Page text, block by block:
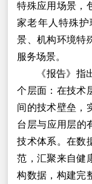
特殊应用场景，
家老年人特殊
景、机构环境特
服务场景。
《报告》
个层面：在技术
间的技术壁垒，
台层与应用层的
技术体系。在数
范，汇聚来自健
构数据，构建完